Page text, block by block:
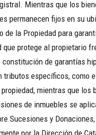
Mientras que los
permanecen fijos en su
la Propiedad para
protege al propietario
de garantías
específicos, como
mientras que
de inmuebles se
Sucesiones y
por la Dirección de